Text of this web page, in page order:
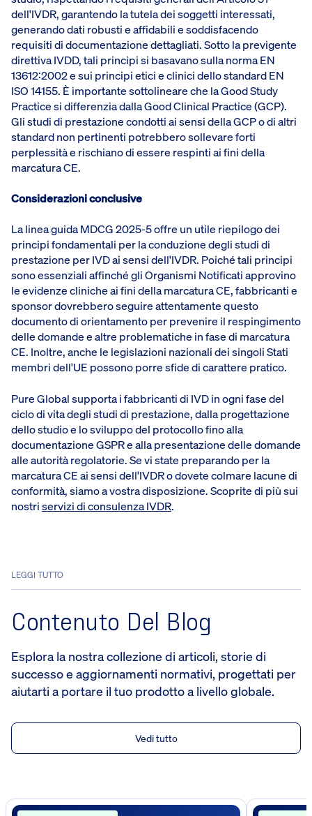
dell'IVDR, garantendo la tutela dei soggetti interessati,
generando dati robusti e affidabili e soddisfacendo
requisiti di documentazione dettagliati. Sotto la previgente
direttiva IVDD, tali principi si basavano sulla norma EN
13612:2002 e sui principi etici e clinici dello standard EN
ISO 14155. È importante sottolineare che la Good Study
Practice si differenzia dalla Good Clinical Practice (GCP).
Gli studi di prestazione condotti ai sensi della GCP o di altri
standard non pertinenti potrebbero sollevare forti
perplessità e rischiano di essere respinti ai fini della
marcatura CE.
Considerazioni conclusive
La linea guida MDCG 2025-5 offre un utile riepilogo dei
principi fondamentali per la conduzione degli studi di
prestazione per IVD ai sensi dell'IVDR. Poiché tali principi
sono essenziali affinché gli Organismi Notificati approvino
le evidenze cliniche ai fini della marcatura CE, fabbricanti e
sponsor dovrebbero seguire attentamente questo
documento di orientamento per prevenire il respingimento
delle domande e altre problematiche in fase di marcatura
CE. Inoltre, anche le legislazioni nazionali dei singoli Stati
membri dell'UE possono porre sfide di carattere pratico.
Pure Global supporta i fabbricanti di IVD in ogni fase del
ciclo di vita degli studi di prestazione, dalla progettazione
dello studio e lo sviluppo del protocollo fino alla
documentazione GSPR e alla presentazione delle domande
alle autorità regolatorie. Se vi state preparando per la
marcatura CE ai sensi dell'IVDR o dovete colmare lacune di
conformità, siamo a vostra disposizione. Scoprite di più sui
nostriservizi di consulenza IVDR.
LEGGI TUTTO
Contenuto Del Blog
Esplora la nostra collezione di articoli, storie di
successo e aggiornamenti normativi, progettati per
aiutarti a portare il tuo prodotto a livello globale.
Vedi tutto